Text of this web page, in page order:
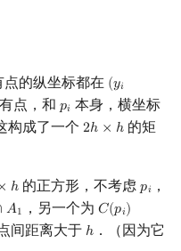
点的纵坐标都在 (𝑦𝑖
(yi−
点，和 𝑝𝑖
pi 本身，横坐标
构成了一个 2ℎ × ℎ
2h×h
的矩
ℎ
h 的正方形，不考虑 𝑝𝑖
pi ，
𝐴1
1 ，另一个为 𝐶(𝑝𝑖)
C(pi)∩
间距离大于 ℎ
h ．（因为它